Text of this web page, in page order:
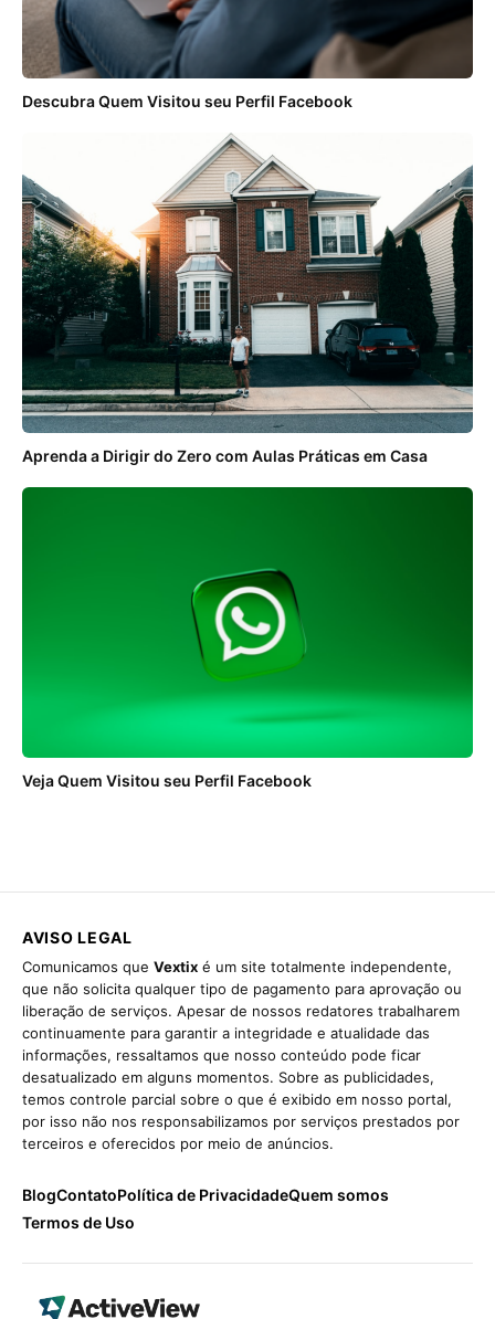
Descubra Quem Visitou seu Perfil Facebook
Aprenda a Dirigir do Zero com Aulas Práticas em Casa
Veja Quem Visitou seu Perfil Facebook
AVISO LEGAL
Comunicamos que Vextix é um site totalmente independente,
que não solicita qualquer tipo de pagamento para aprovação ou
liberação de serviços. Apesar de nossos redatores trabalharem
continuamente para garantir a integridade e atualidade das
informações, ressaltamos que nosso conteúdo pode ficar
desatualizado em alguns momentos. Sobre as publicidades,
temos controle parcial sobre o que é exibido em nosso portal,
por isso não nos responsabilizamos por serviços prestados por
terceiros e oferecidos por meio de anúncios.
BlogContatoPolítica de PrivacidadeQuem somos
Termos de Uso